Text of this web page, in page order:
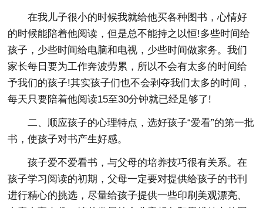
在我儿子很小的时候我就给他买各种图书，心情好
的时候能陪着他阅读，但是总不能持之以恒!多些时间给
孩子，少些时间给电脑和电视，少些时间做家务。我们
家长每日要为工作奔波劳累，所以不会有太多的时间给
予我们的孩子!其实孩子们也不会剥夺我们太多的时间，
每天只要陪着他阅读15至30分钟就已经足够了!
二、顺应孩子的心理特点，选好孩子“爱看”的第一批
书，使孩子对书产生好感。
孩子爱不爱看书，与父母的培养技巧很有关系。在
孩子学习阅读的初期，父母一定要对提供给孩子的书刊
进行精心的挑选，尽量给孩子提供一些印刷美观漂亮、